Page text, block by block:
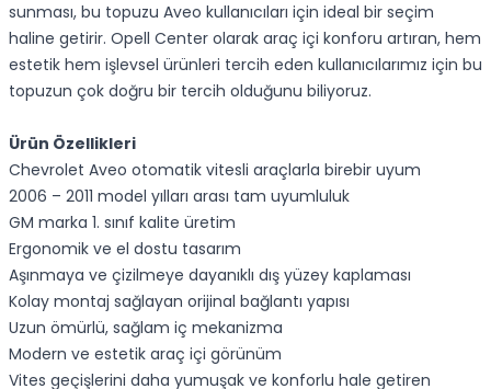
sunması, bu topuzu Aveo kullanıcıları için ideal bir seçim
haline getirir. Opell Center olarak araç içi konforu artıran, hem
estetik hem işlevsel ürünleri tercih eden kullanıcılarımız için bu
topuzun çok doğru bir tercih olduğunu biliyoruz.
Ürün Özellikleri
Chevrolet Aveo otomatik vitesli araçlarla birebir uyum
2006 – 2011 model yılları arası tam uyumluluk
GM marka 1. sınıf kalite üretim
Ergonomik ve el dostu tasarım
Aşınmaya ve çizilmeye dayanıklı dış yüzey kaplaması
Kolay montaj sağlayan orijinal bağlantı yapısı
Uzun ömürlü, sağlam iç mekanizma
Modern ve estetik araç içi görünüm
Vites geçişlerini daha yumuşak ve konforlu hale getiren